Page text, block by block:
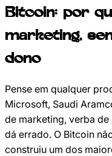
Bitcoin: por
marketing,
dono
Pense em qualquer
Microsoft, Saudi
de marketing, verba
dá errado. O Bitcoin
construiu um dos